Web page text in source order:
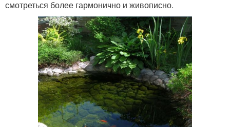
смотреться более гармонично и живописно.